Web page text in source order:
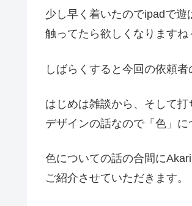
少し早く着いたのでipadで遊
触ってたら欲しくなりますね
しばらくすると今回の依頼
はじめは雑談から、そして打
デザインの話なので「色」に
色についての話の合間に
ご紹介させていただきます。